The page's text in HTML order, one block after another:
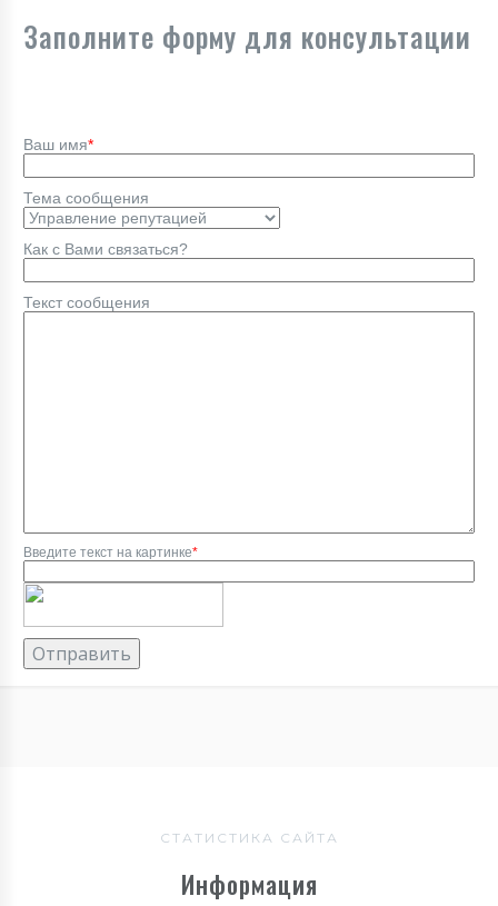
Заполните форму для консультации
Ваш имя*
Тема сообщения
Как с Вами связаться?
Текст сообщения
Введите текст на картинке*
СТАТИСТИКА САЙТА
Информация